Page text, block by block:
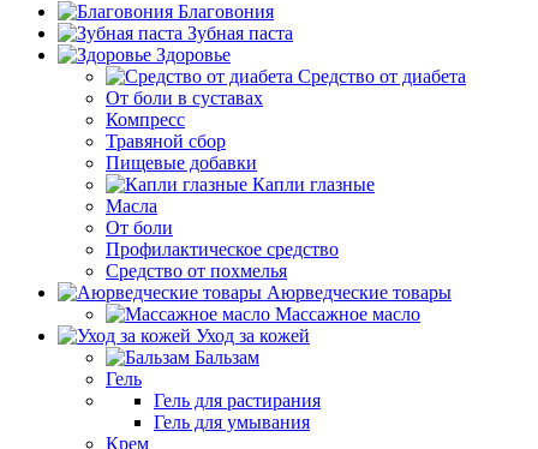
Благовония
Зубная паста
Здоровье
Средство от диабета
От боли в суставах
Компресс
Травяной сбор
Пищевые добавки
Капли глазные
Масла
От боли
Профилактическое средство
Средство от похмелья
Аюрведческие товары
Массажное масло
Уход за кожей
Бальзам
Гель
Гель для растирания
Гель для умывания
Крем